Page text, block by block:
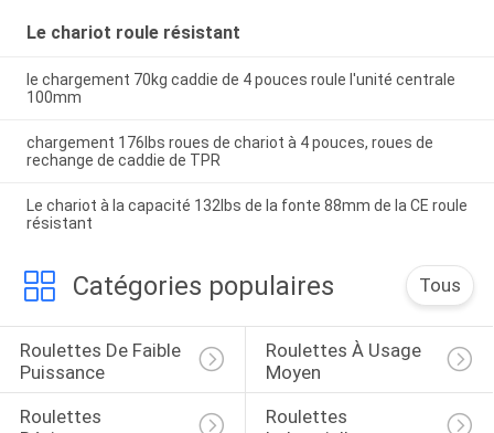
Le chariot roule résistant
le chargement 70kg caddie de 4 pouces roule l'unité centrale
100mm
chargement 176lbs roues de chariot à 4 pouces, roues de
rechange de caddie de TPR
Le chariot à la capacité 132lbs de la fonte 88mm de la CE roule
résistant
Catégories populaires Tous
Roulettes De Faible
Puissance
Roulettes À Usage
Moyen
Roulettes
Roulettes